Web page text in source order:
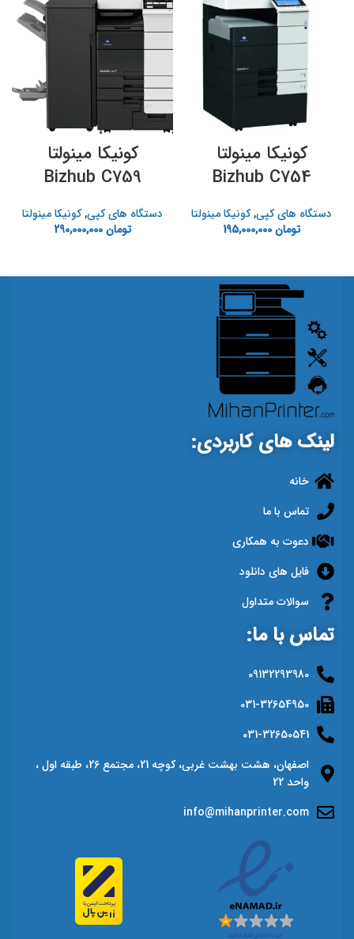
کونیکا مینولتا
Bizhub C754
دستگاه های ک‍پی,کونیکا مینولتا
تومان
کونیکا مینولتا
Bizhub C759
دستگاه های ک‍پی,کونیکا مینولتا
تومان
لینک های کاربردی:
خانه
تماس با ما
دعوت به همکاری
فایل های دانلود
سوالات متداول
تماس با ما:
09132293980
031-32654950
031-32650541
اصفهان، هشت بهشت غربی، کوچه 21، مجتمع 26، طبقه اول ،
واحد 22
info@mihanprinter.com